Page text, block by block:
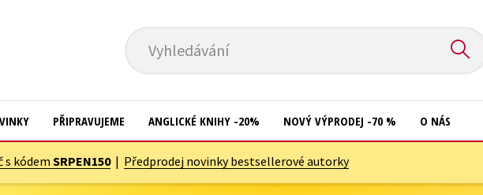
Vyhledávání
PŘIPRAVUJEME ANGLICKÉ KNIHY -20% NOVÝ VÝPRODEJ -70 % O NÁS
s kódemSRPEN150| Předprodej novinky bestsellerové autorky